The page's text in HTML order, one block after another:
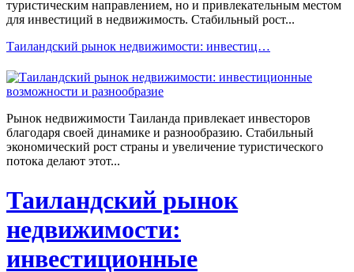
туристическим направлением, но и привлекательным местом
для инвестиций в недвижимость. Стабильный рост...
Таиландский рынок недвижимости: инвестиц…
Рынок недвижимости Таиланда привлекает инвесторов
благодаря своей динамике и разнообразию. Стабильный
экономический рост страны и увеличение туристического
потока делают этот...
Таиландский рынок
недвижимости:
инвестиционные